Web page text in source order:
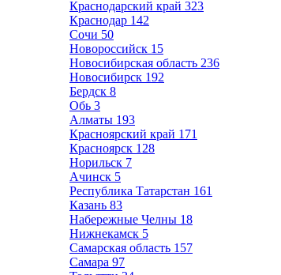
Краснодарский край 323
Краснодар 142
Сочи 50
Новороссийск 15
Новосибирская область 236
Новосибирск 192
Бердск 8
Обь 3
Алматы 193
Красноярский край 171
Красноярск 128
Норильск 7
Ачинск 5
Республика Татарстан 161
Казань 83
Набережные Челны 18
Нижнекамск 5
Самарская область 157
Самара 97